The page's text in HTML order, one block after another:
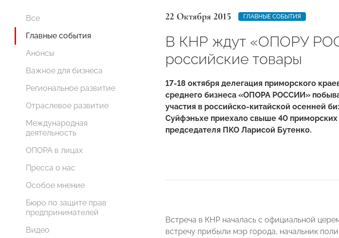
Все
Главные события
Анонсы
Важное для бизнеса
Региональное развитие
Отраслевое развитие
Международная
деятельность
ОПОРА в лицах
Пресса о нас
Особое мнение
Бюро по защите прав
предпринимателей
Видео
22 Октября 2015 ГЛАВНЫЕ СОБЫТИЯ
В КНР ждут «ОПОРУ
российские товары
17-18 октября делегация приморского
среднего бизнеса «ОПОРА РОССИИ»
участия в российско-китайской осенней
Суйфэньхе приехало свыше 40
председателя ПКО Ларисой Бутенко.
Встреча в КНР началась с официальной
встречу прибыли мэр города, начальник